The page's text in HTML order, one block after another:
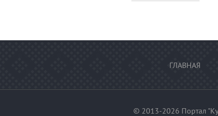
ГЛАВНАЯ
© 2013-2026 Портал